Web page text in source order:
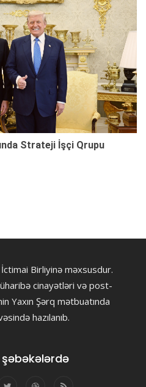
Strateji İşçi Qrupu
Birliyinə məxsusdur.
cinayətləri və post-
Yaxın Şərq mətbuatında
hazılanıb.
şəbəkələrdə